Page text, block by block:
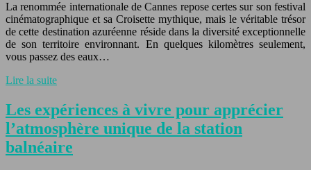
La renommée internationale de Cannes repose certes sur son festival
cinématographique et sa Croisette mythique, mais le véritable trésor
de cette destination azuréenne réside dans la diversité exceptionnelle
de son territoire environnant. En quelques kilomètres seulement,
vous passez des eaux…
Lire la suite
Les expériences à vivre pour apprécier
l’atmosphère unique de la station
balnéaire